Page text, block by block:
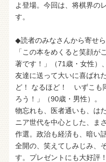
よ登場。今回は、将棋界の
す。
◆読者のみなさんから寄せ
「この本をめくると笑顔が
著です！」（71歳・女性）
友達に送って大いに喜ばれ
ど！ なるほど！ いずこも
ろう！」（90歳・男性）。
物忘れも、医者通いも、は
ニア世代を中心とした、ま
作選。政治も経済も、暗い
全開の、笑えてしみじみ、
す。プレゼントにも大好評！